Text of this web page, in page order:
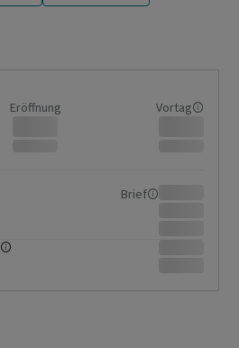
Eröffnung Vortag
Brief